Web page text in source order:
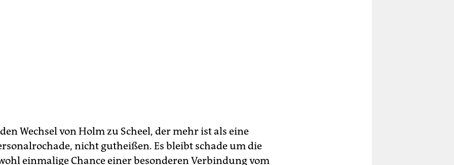
Wechsel von Holm zu Scheel, der mehr ist als eine
nicht gutheißen. Es bleibt schade um die
einmalige Chance einer besonderen Verbindung vom